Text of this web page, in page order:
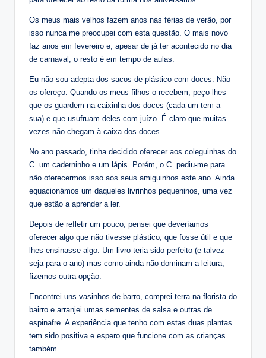
Os meus mais velhos fazem anos nas férias de verão, por
isso nunca me preocupei com esta questão. O mais novo
faz anos em fevereiro e, apesar de já ter acontecido no dia
de carnaval, o resto é em tempo de aulas.
Eu não sou adepta dos sacos de plástico com doces. Não
os ofereço. Quando os meus filhos o recebem, peço-lhes
que os guardem na caixinha dos doces (cada um tem a
sua) e que usufruam deles com juízo. É claro que muitas
vezes não chegam à caixa dos doces…
No ano passado, tinha decidido oferecer aos coleguinhas do
C. um caderninho e um lápis. Porém, o C. pediu-me para
não oferecermos isso aos seus amiguinhos este ano. Ainda
equacionámos um daqueles livrinhos pequeninos, uma vez
que estão a aprender a ler.
Depois de refletir um pouco, pensei que deveríamos
oferecer algo que não tivesse plástico, que fosse útil e que
lhes ensinasse algo. Um livro teria sido perfeito (e talvez
seja para o ano) mas como ainda não dominam a leitura,
fizemos outra opção.
Encontrei uns vasinhos de barro, comprei terra na florista do
bairro e arranjei umas sementes de salsa e outras de
espinafre. A experiência que tenho com estas duas plantas
tem sido positiva e espero que funcione com as crianças
também.